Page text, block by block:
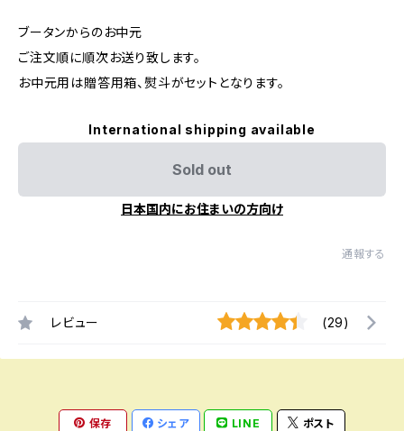
ブータンからのお中元
ご注文順に順次お送り致します。
お中元用は贈答用箱、熨斗がセットとなります。
International shipping available
Sold out
日本国内にお住まいの方向け
通報する
レビュー (29)
保存 シェア LINE ポスト